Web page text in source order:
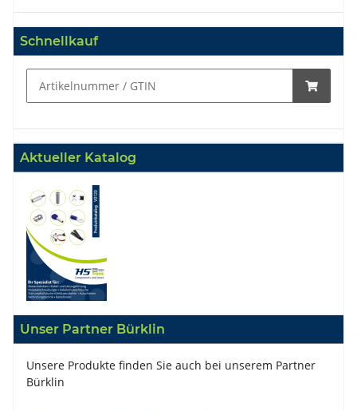
Schnellkauf
Aktueller Katalog
Unser Partner Bürklin
Unsere Produkte finden Sie auch bei unserem Partner
Bürklin